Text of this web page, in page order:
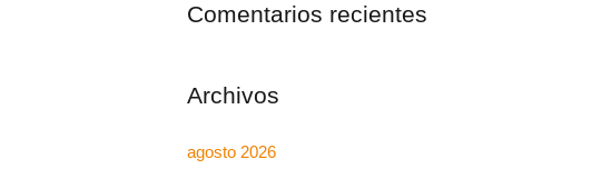
Comentarios recientes
Archivos
agosto 2026